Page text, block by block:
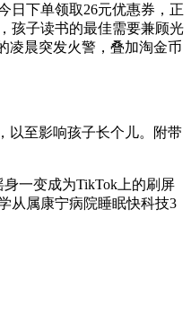
日下单领取26元优惠券，正
孩子读书的最佳需要兼顾光
凌晨突发火警，叠加淘金币
以至影响孩子长个儿。附带
一变成为TikTok上的刷屏
从属康宁病院睡眠快科技3